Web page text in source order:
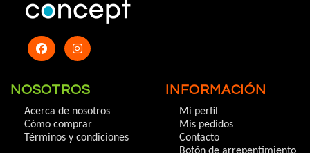
NOSOTROS
Acerca de nosotros
Cómo comprar
Términos y condiciones
INFORMACIÓN
Mi perfil
Mis pedidos
Contacto